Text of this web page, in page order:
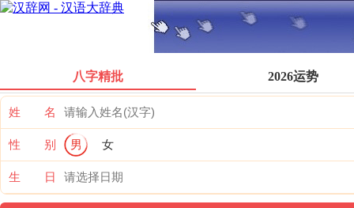
八字精批 2026运势
姓 名
性 别 男 女
生 日